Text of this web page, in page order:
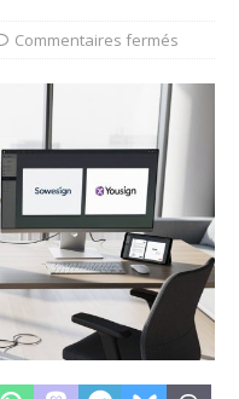
Commentaires fermés